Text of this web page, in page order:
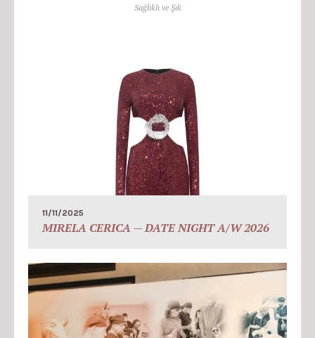
Sağlıklı ve Şık
11/11/2025
MIRELA CERICA — DATE NIGHT A/W 2026